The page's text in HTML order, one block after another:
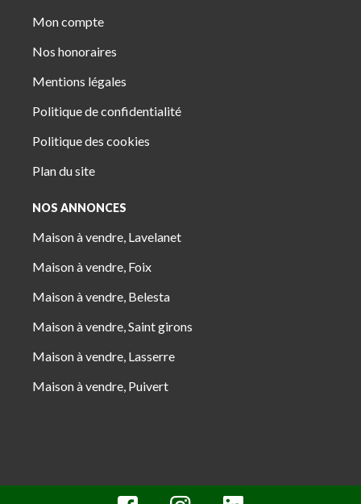
Mon compte
Nos honoraires
Mentions légales
Politique de confidentialité
Politique des cookies
Plan du site
NOS ANNONCES
Maison à vendre, Lavelanet
Maison à vendre, Foix
Maison à vendre, Belesta
Maison à vendre, Saint girons
Maison à vendre, Lasserre
Maison à vendre, Puivert